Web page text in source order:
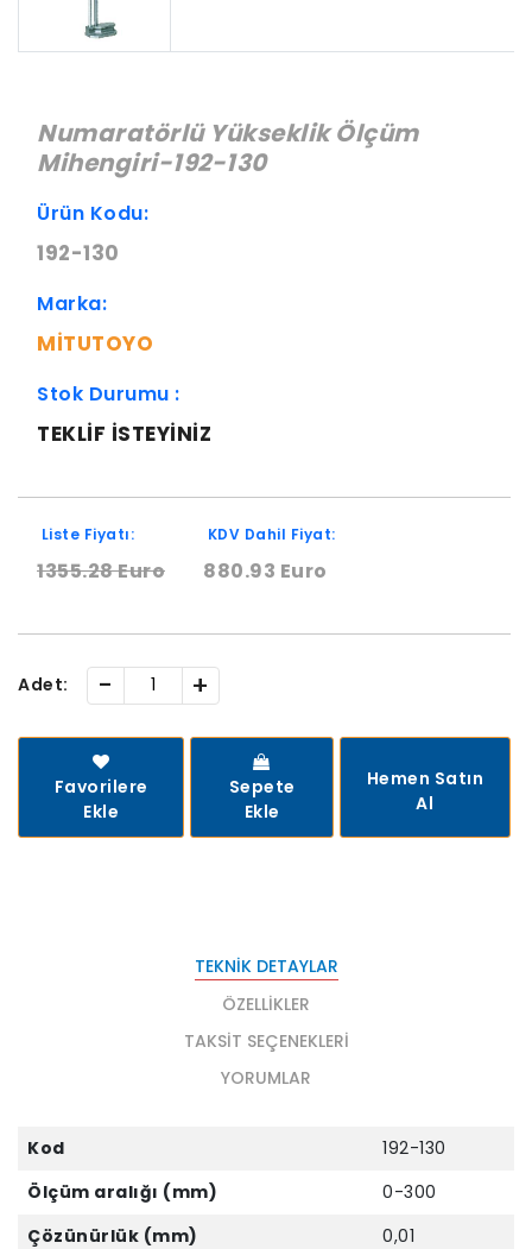
Numaratörlü Yükseklik Ölçüm
Mihengiri-192-130
Ürün Kodu:
192-130
Marka:
MITUTOYO
Stok Durumu :
TEKLIF ISTEYINIZ
Liste Fiyatı:
1355.28 Euro
KDV Dahil Fiyat:
880.93 Euro
Adet: - +
Favorilere
Ekle
Sepete
Ekle
Hemen Satın
Al
TEKNIK DETAYLAR
ÖZELLIKLER
TAKSIT SEÇENEKLERI
YORUMLAR
Kod
192-130
Ölçüm aralığı (mm)
0-300
Çözünürlük (mm)
0,01